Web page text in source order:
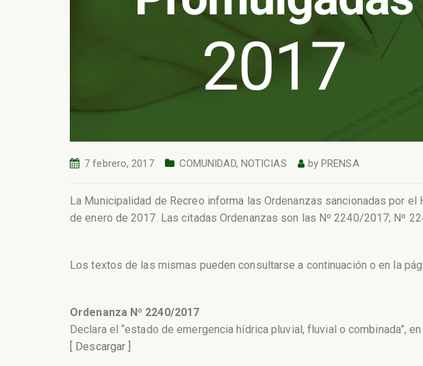
7 febrero, 2017 COMUNIDAD, NOTICIAS byPRENSA
La Municipalidad de Recreo informa las Ordenanzas sancionadas por
de enero de 2017. Las citadas Ordenanzas son las Nº 2240/2017; Nº
Los textos de las mismas pueden consultarse a continuación o en la
Ordenanza Nº 2240/2017
Declara el “estado de emergencia hídrica pluvial, fluvial o combinada”,
[ Descargar ]